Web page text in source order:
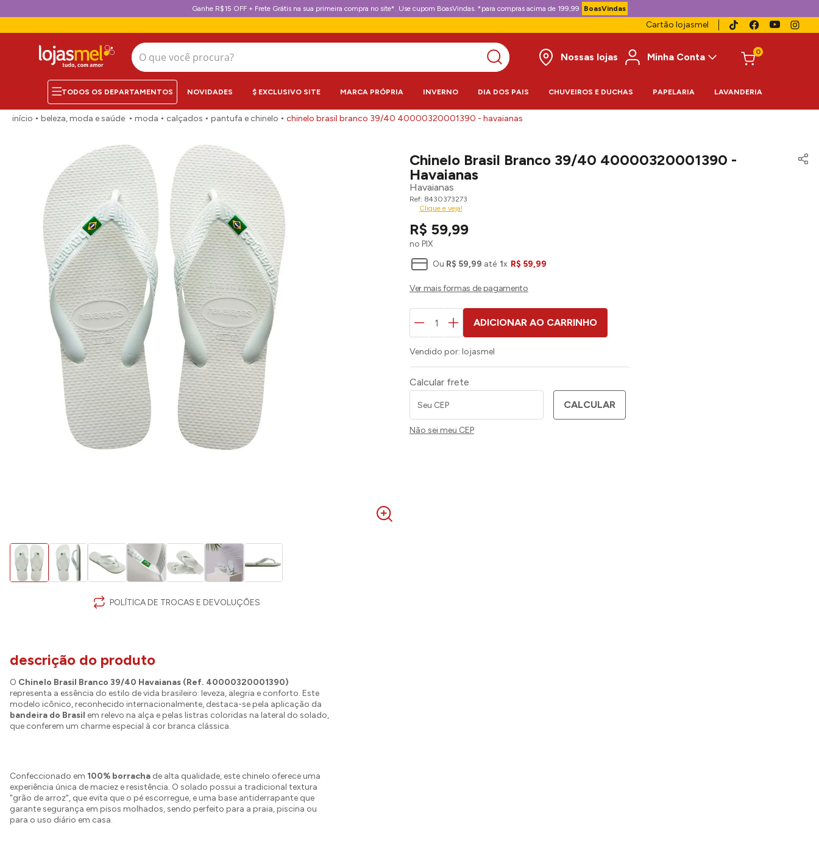
Ganhe R$15 OFF + Frete Grátis na sua primeira compra no site*. Use cupom BoasVindas. *para compras acima de 199,99 BoasVindas
Cartão lojasmel
O que você procura?
Nossas lojas
Minha Conta 0
NOVIDADES $ EXCLUSIVO SITE MARCA PRÓPRIA INVERNO DIA DOS PAIS CHUVEIROS E DUCHAS PAPELARIA LAVANDERIA
beleza, moda e saúde moda calçados pantufa e chinelo chinelo brasil branco 39/40 40000320001390 - havaianas
POLÍTICA DE TROCAS E DEVOLUÇÕES
Chinelo Brasil Branco 39/40 40000320001390 -
Havaianas
Havaianas
8430373273
Clique e veja!
R$ 59,99
no PIX
Ou R$ 59,99 até 1x R$ 59,99
ADICIONAR AO CARRINHO
Vendido por: lojasmel
Calcular frete
CALCULAR
Não sei meu CEP
descrição do produto
O Chinelo Brasil Branco 39/40 Havaianas (Ref. 40000320001390)
representa a essência do estilo de vida brasileiro: leveza, alegria e conforto. Este
modelo icônico, reconhecido internacionalmente, destaca-se pela aplicação da
bandeira do Brasil em relevo na alça e pelas listras coloridas na lateral do solado,
que conferem um charme especial à cor branca clássica.
Confeccionado em 100% borracha de alta qualidade, este chinelo oferece uma
experiência única de maciez e resistência. O solado possui a tradicional textura
"grão de arroz", que evita que o pé escorregue, e uma base antiderrapante que
garante segurança em pisos molhados, sendo perfeito para a praia, piscina ou
para o uso diário em casa.